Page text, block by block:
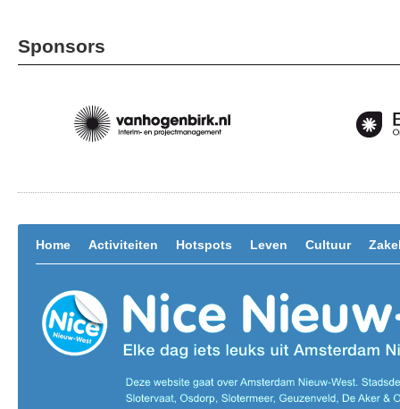
Sponsors
Home Activiteiten Hotspots Leven Cultuur